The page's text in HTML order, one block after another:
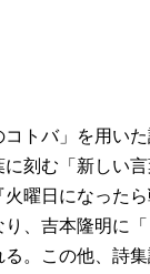
トバ」を用い
刻む「新しい
曜日になった
、吉本隆明に
。この他、詩